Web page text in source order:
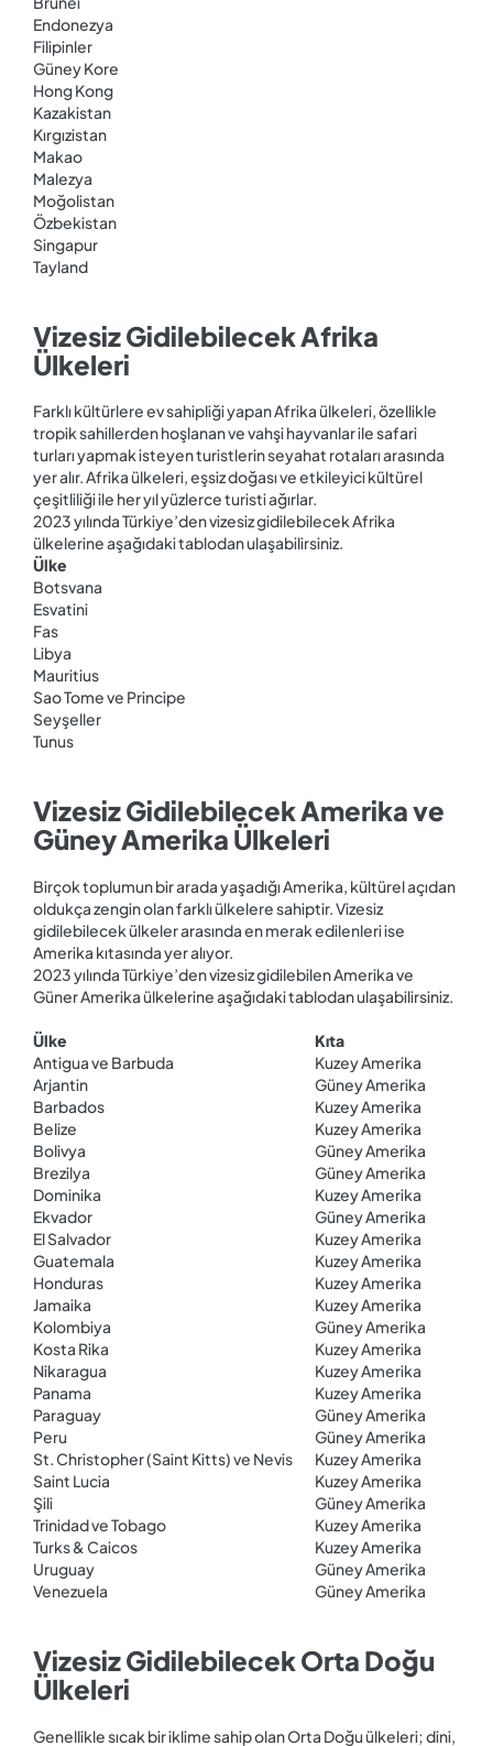
Endonezya
Filipinler
Güney Kore
Hong Kong
Kazakistan
Kırgızistan
Makao
Malezya
Moğolistan
Özbekistan
Singapur
Tayland
Vizesiz Gidilebilecek Afrika
Ülkeleri
Farklı kültürlere ev sahipliği yapan Afrika ülkeleri, özellikle
tropik sahillerden hoşlanan ve vahşi hayvanlar ile safari
turları yapmak isteyen turistlerin seyahat rotaları arasında
yer alır. Afrika ülkeleri, eşsiz doğası ve etkileyici kültürel
çeşitliliği ile her yıl yüzlerce turisti ağırlar.
2023 yılında Türkiye’den vizesiz gidilebilecek Afrika
ülkelerine aşağıdaki tablodan ulaşabilirsiniz.
Ülke
Botsvana
Esvatini
Fas
Libya
Mauritius
Sao Tome ve Principe
Seyşeller
Tunus
Vizesiz Gidilebilecek Amerika ve
Güney Amerika Ülkeleri
Birçok toplumun bir arada yaşadığı Amerika, kültürel açıdan
oldukça zengin olan farklı ülkelere sahiptir. Vizesiz
gidilebilecek ülkeler arasında en merak edilenleri ise
Amerika kıtasında yer alıyor.
2023 yılında Türkiye’den vizesiz gidilebilen Amerika ve
Güner Amerika ülkelerine aşağıdaki tablodan ulaşabilirsiniz.
Ülke
Kıta
Antigua ve Barbuda
Kuzey Amerika
Arjantin
Güney Amerika
Barbados
Kuzey Amerika
Belize
Kuzey Amerika
Bolivya
Güney Amerika
Brezilya
Güney Amerika
Dominika
Kuzey Amerika
Ekvador
Güney Amerika
El Salvador
Kuzey Amerika
Guatemala
Kuzey Amerika
Honduras
Kuzey Amerika
Jamaika
Kuzey Amerika
Kolombiya
Güney Amerika
Kosta Rika
Kuzey Amerika
Nikaragua
Kuzey Amerika
Panama
Kuzey Amerika
Paraguay
Güney Amerika
Peru
Güney Amerika
St. Christopher (Saint Kitts) ve Nevis
Kuzey Amerika
Saint Lucia
Kuzey Amerika
Şili
Güney Amerika
Trinidad ve Tobago
Kuzey Amerika
Turks & Caicos
Kuzey Amerika
Uruguay
Güney Amerika
Venezuela
Güney Amerika
Vizesiz Gidilebilecek Orta Doğu
Ülkeleri
Genellikle sıcak bir iklime sahip olan Orta Doğu ülkeleri; dini,